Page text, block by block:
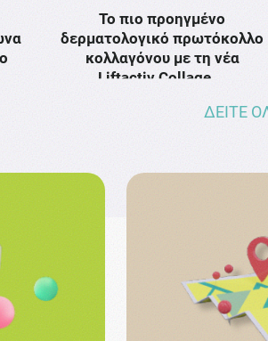
Το πιο προηγμένο
δερματολογικό πρωτόκολλο
κολλαγόνου με τη νέα
Liftactiv Collage …
ΔΕΙΤΕ